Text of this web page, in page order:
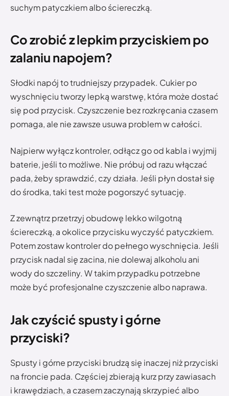
suchym patyczkiem albo ściereczką.
Co zrobić z lepkim przyciskiem po
zalaniu napojem?
Słodki napój to trudniejszy przypadek. Cukier po
wyschnięciu tworzy lepką warstwę, która może dostać
się pod przycisk. Czyszczenie bez rozkręcania czasem
pomaga, ale nie zawsze usuwa problem w całości.
Najpierw wyłącz kontroler, odłącz go od kabla i wyjmij
baterie, jeśli to możliwe. Nie próbuj od razu włączać
pada, żeby sprawdzić, czy działa. Jeśli płyn dostał się
do środka, taki test może pogorszyć sytuację.
Z zewnątrz przetrzyj obudowę lekko wilgotną
ściereczką, a okolice przycisku wyczyść patyczkiem.
Potem zostaw kontroler do pełnego wyschnięcia. Jeśli
przycisk nadal się zacina, nie dolewaj alkoholu ani
wody do szczeliny. W takim przypadku potrzebne
może być profesjonalne czyszczenie albo naprawa.
Jak czyścić spusty i górne
przyciski?
Spusty i górne przyciski brudzą się inaczej niż przyciski
na froncie pada. Częściej zbierają kurz przy zawiasach
i krawędziach, a czasem zaczynają skrzypieć albo